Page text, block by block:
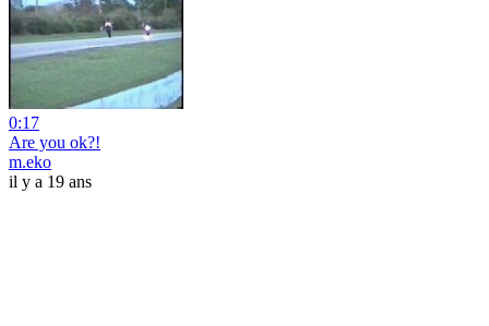
0:17
Are you ok?!
m.eko
il y a 19 ans